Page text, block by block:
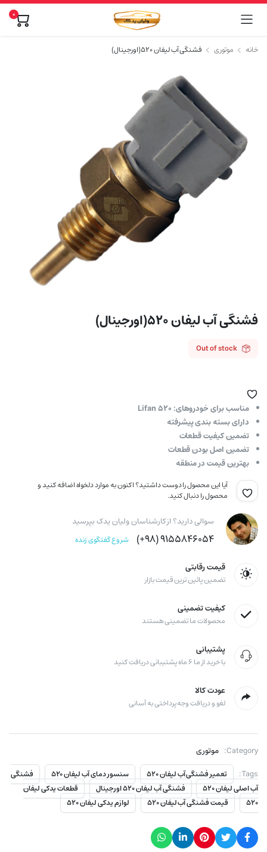
0
خانه موتوری فشنگی آب لیفان ۵۲۰(اورجینال)
فشنگی آب لیفان ۵۲۰(اورجینال)
Out of stock
مناسب برای خودروهای: Lifan 520
دارای بسته بندی پیشرفته
تضمین کیفیت قطعات
تضمین اصل بودن قطعات
بهترین قیمت در منطقه
آیا این محصول را دوست داشتید؟ اکنون به موارد دلخواه اضافه کنید و
محصول را دنبال کنید.
سوالی دارید؟ از کارشناسان ولیان یدک بپرسید
۹۱۵۵۸۴۶۰۵۴ (۹۸+) شروع گفتگوی زنده
قیمت رقابتی
تضمین پائین ترین قیمت بازار
کیفیت تضمینی
محصولات ما تضمینی هستند
پشتیبانی
با خرید از ما ۶ ماه پشتیبانی دریافت کنید
عودت کالا
لغو و دریافت وجه پرداختی به آسانی
Category: موتوری
Tags:
تعمیر فشنگی آب لیفان ۵۲۰ سنسور دمای آب لیفان ۵۲۰
فشنگی
آب اصلی لیفان ۵۲۰
فشنگی آب لیفان ۵۲۰ اورجینال
قطعات یدکی لیفان
۵۲۰
قیمت فشنگی آب لیفان ۵۲۰ لوازم یدکی لیفان ۵۲۰